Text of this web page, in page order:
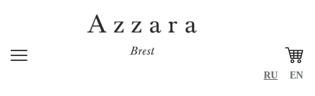
RU EN